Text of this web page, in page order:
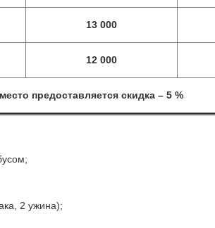
13 000
12 000
предоставляется скидка – 5 %
2 ужина);